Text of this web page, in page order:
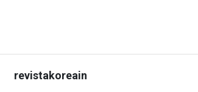
revistakoreain